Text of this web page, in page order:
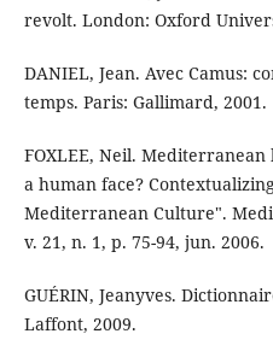
revolt. London: Oxford
DANIEL, Jean. Avec Camus:
temps. Paris: Gallimard, 2001.
FOXLEE, Neil.
a human face?
Mediterranean Culture".
v. 21, n. 1, p. 75-94, jun. 2006.
GUÉRIN, Jeanyves.
Laffont, 2009.